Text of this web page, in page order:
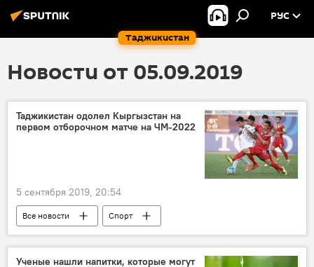
Таджикистан
РУС
Новости от 05.09.2019
Таджикистан одолел Кыргызстан на
первом отборочном матче на ЧМ-2022
5 сентября 2019, 20:54
Все новости
Спорт
Таджикистан: свежие новости спорта
Кыргызстан
футбол
Ученые нашли напитки, которые могут